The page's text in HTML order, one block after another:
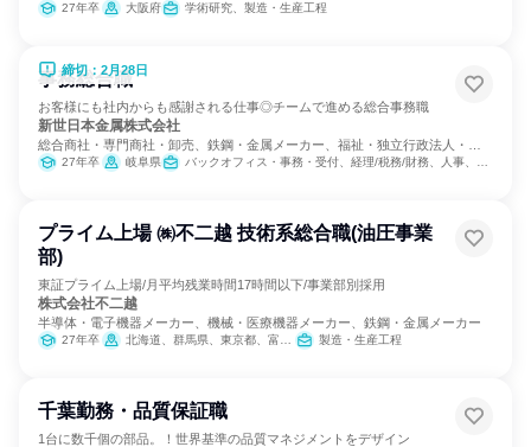
27年卒 大阪府 学術研究、製造・生産工程
締切：2月28日
事務総合職
お客様にも社内からも感謝される仕事◎チームで進める総合事務職
新世日本金属株式会社
総合商社・専門商社・卸売、鉄鋼・金属メーカー、福祉・独立行政法人・
NGO・NPO
27年卒 岐阜県 バックオフィス・事務・受付、経理/税務/財務、人事、総務、法務/知財、IT、広報/IR、組織運営管理・公務員・事務系職種
プライム上場 ㈱不二越 技術系総合職(油圧事業
部)
東証プライム上場/月平均残業時間17時間以下/事業部別採用
株式会社不二越
半導体・電子機器メーカー、機械・医療機器メーカー、鉄鋼・金属メーカー
27年卒 北海道、群馬県、東京都、富山県、愛知県、大阪府、広島県、福岡県 製造・生産工程
千葉勤務・品質保証職
1台に数千個の部品。！世界基準の品質マネジメントをデザイン